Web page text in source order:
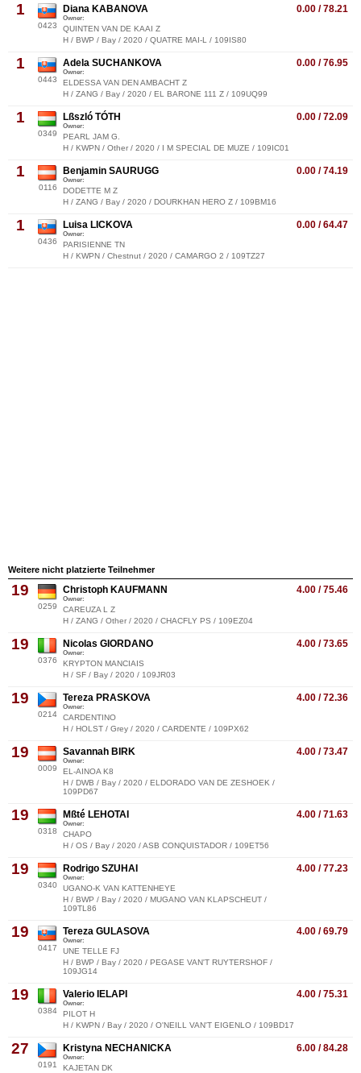
1
0423
0.00 / 78.21
Diana KABANOVA
Owner:
QUINTEN VAN DE KAAI Z
H / BWP / Bay / 2020 / QUATRE MAI-L / 109IS80
1
0443
0.00 / 76.95
Adela SUCHANKOVA
Owner:
ELDESSA VAN DEN AMBACHT Z
H / ZANG / Bay / 2020 / EL BARONE 111 Z / 109UQ99
1
0349
0.00 / 72.09
Lßszló TÓTH
Owner:
PEARL JAM G.
H / KWPN / Other / 2020 / I M SPECIAL DE MUZE / 109IC01
1
0116
0.00 / 74.19
Benjamin SAURUGG
Owner:
DODETTE M Z
H / ZANG / Bay / 2020 / DOURKHAN HERO Z / 109BM16
1
0436
0.00 / 64.47
Luisa LICKOVA
Owner:
PARISIENNE TN
H / KWPN / Chestnut / 2020 / CAMARGO 2 / 109TZ27
Weitere nicht platzierte Teilnehmer
19
0259
4.00 / 75.46
Christoph KAUFMANN
Owner:
CAREUZA L Z
H / ZANG / Other / 2020 / CHACFLY PS / 109EZ04
19
0376
4.00 / 73.65
Nicolas GIORDANO
Owner:
KRYPTON MANCIAIS
H / SF / Bay / 2020 / 109JR03
19
0214
4.00 / 72.36
Tereza PRASKOVA
Owner:
CARDENTINO
H / HOLST / Grey / 2020 / CARDENTE / 109PX62
19
0009
4.00 / 73.47
Savannah BIRK
Owner:
EL-AINOA K8
H / DWB / Bay / 2020 / ELDORADO VAN DE ZESHOEK /
109PD67
19
0318
4.00 / 71.63
Mßté LEHOTAI
Owner:
CHAPO
H / OS / Bay / 2020 / ASB CONQUISTADOR / 109ET56
19
0340
4.00 / 77.23
Rodrigo SZUHAI
Owner:
UGANO-K VAN KATTENHEYE
H / BWP / Bay / 2020 / MUGANO VAN KLAPSCHEUT /
109TL86
19
0417
4.00 / 69.79
Tereza GULASOVA
Owner:
UNE TELLE FJ
H / BWP / Bay / 2020 / PEGASE VAN'T RUYTERSHOF /
109JG14
19
0384
4.00 / 75.31
Valerio IELAPI
Owner:
PILOT H
H / KWPN / Bay / 2020 / O'NEILL VAN'T EIGENLO / 109BD17
27
0191
6.00 / 84.28
Kristyna NECHANICKA
Owner:
KAJETAN DK